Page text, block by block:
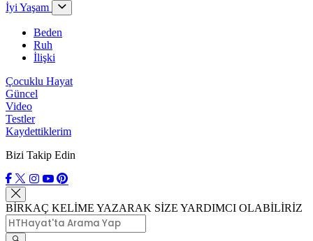
İyi Yaşam
Beden
Ruh
İlişki
Çocuklu Hayat
Güncel
Video
Testler
Kaydettiklerim
Bizi Takip Edin
BİRKAÇ KELİME YAZARAK SİZE YARDIMCI OLABİLİRİZ